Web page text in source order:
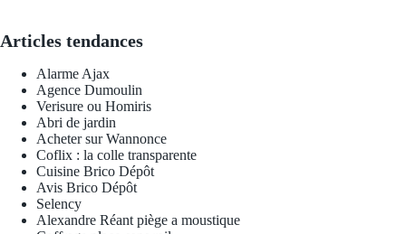
Articles tendances
Alarme Ajax
Agence Dumoulin
Verisure ou Homiris
Abri de jardin
Acheter sur Wannonce
Coflix : la colle transparente
Cuisine Brico Dépôt
Avis Brico Dépôt
Selency
Alexandre Réant piège a moustique